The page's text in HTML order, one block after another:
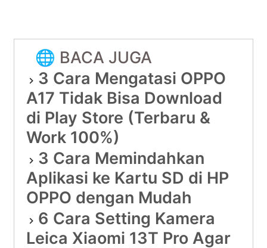
🌐 BACA JUGA
3 Cara Mengatasi OPPO
A17 Tidak Bisa Download
di Play Store (Terbaru &
Work 100%)
3 Cara Memindahkan
Aplikasi ke Kartu SD di HP
OPPO dengan Mudah
6 Cara Setting Kamera
Leica Xiaomi 13T Pro Agar